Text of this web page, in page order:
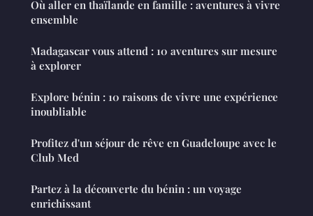
Où aller en thaïlande en famille : aventures à vivre
ensemble
Madagascar vous attend : 10 aventures sur mesure
à explorer
Explore bénin : 10 raisons de vivre une expérience
inoubliable
Profitez d'un séjour de rêve en Guadeloupe avec le
Club Med
Partez à la découverte du bénin : un voyage
enrichissant